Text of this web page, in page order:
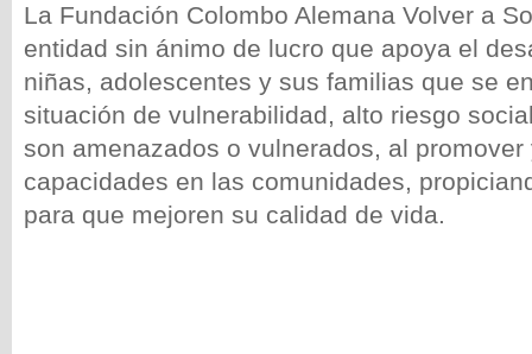
La Fundación Colombo Alemana Volver a
entidad sin ánimo de lucro que apoya el
niñas, adolescentes y sus familias que se
situación de vulnerabilidad, alto riesgo
son amenazados o vulnerados, al promover
capacidades en las comunidades,
para que mejoren su calidad de vida.